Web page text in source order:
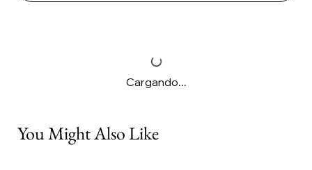
Cargando...
You Might Also Like